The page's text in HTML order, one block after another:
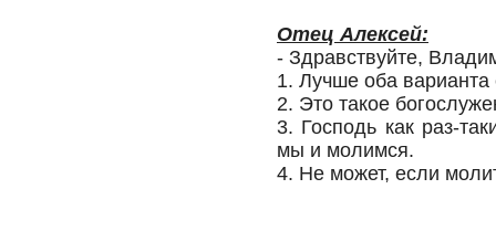
Отец Алексей:
- Здравствуйте,
1. Лучше оба варианта
2. Это такое
3. Господь как раз-
мы и молимся.
4. Не может, если